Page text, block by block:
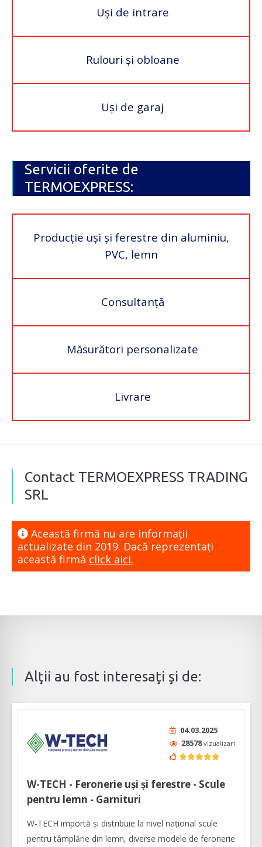
Uși de intrare
Rulouri și obloane
Uși de garaj
Servicii oferite de
TERMOEXPRESS:
Producție uși și ferestre din aluminiu,
PVC, lemn
Consultanță
Măsurători personalizate
Livrare
Contact TERMOEXPRESS TRADING
SRL
Această firmă nu are informaţii
actualizate din 2019. Dacă reprezentaţi
această firmă click aici.
Alţii au fost interesaţi şi de:
04.03.2025
28578vizualizari
W-TECH - Feronerie uși și ferestre - Scule
pentru lemn - Garnituri
W-TECH importă și distribuie la nivel național scule
pentru tâmplărie din lemn, diverse modele de feronerie